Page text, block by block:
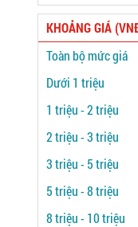
KHOẢNG GIÁ
Toàn bộ mức giá
Dưới 1 triệu
1 triệu - 2 triệu
2 triệu - 3 triệu
3 triệu - 5 triệu
5 triệu - 8 triệu
8 triệu - 10 triệu